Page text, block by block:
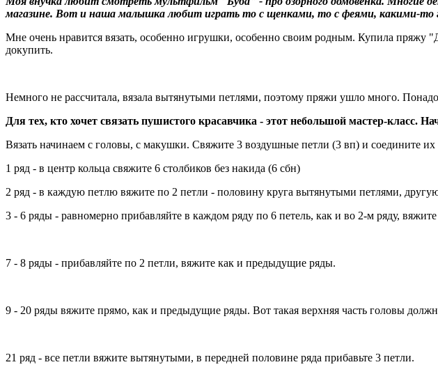
магазине. Вот и наша малышка любит играть то с щенками, то с феями, какими-то
Мне очень нравится вязать, особенно игрушки, особенно своим родным. Купила
докупить.
Немного не рассчитала, вязала вытянутыми петлями, поэтому пряжи ушло много.
Для тех, кто хочет связать пушистого красавчика - этот небольшой мастер-класс.
Вязать начинаем с головы, с макушки. Свяжите 3 воздушные петли (3 вп) и соедините их
1 ряд - в центр кольца свяжите 6 столбиков без накида (6 сбн)
2 ряд - в каждую петлю вяжите по 2 петли - половину круга вытянутыми петлями,
3 - 6 ряды - равномерно прибавляйте в каждом ряду по 6 петель, как и во 2-м ряду,
7 - 8 ряды - прибавляйте по 2 петли, вяжите как и предыдущие ряды.
9 - 20 ряды вяжите прямо, как и предыдущие ряды. Вот такая верхняя часть головы
21 ряд - все петли вяжите вытянутыми, в передней половине ряда прибавьте 3 петли.